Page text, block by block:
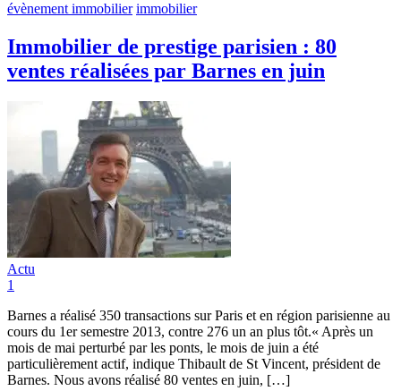
évènement immobilier immobilier
Immobilier de prestige parisien : 80
ventes réalisées par Barnes en juin
Actu
1
Barnes a réalisé 350 transactions sur Paris et en région parisienne au
cours du 1er semestre 2013, contre 276 un an plus tôt.« Après un
mois de mai perturbé par les ponts, le mois de juin a été
particulièrement actif, indique Thibault de St Vincent, président de
Barnes. Nous avons réalisé 80 ventes en juin, […]